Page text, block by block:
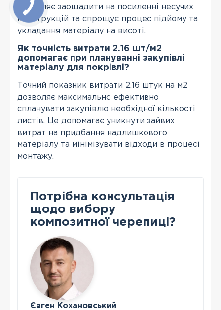
дозволяє заощадити на посиленні несучих
конструкцій та спрощує процес підйому та
укладання матеріалу на висоті.
Як точність витрати 2.16 шт/м2
допомагає при плануванні закупівлі
матеріалу для покрівлі?
Точний показник витрати 2.16 штук на м2
дозволяє максимально ефективно
спланувати закупівлю необхідної кількості
листів. Це допомагає уникнути зайвих
витрат на придбання надлишкового
матеріалу та мінімізувати відходи в процесі
монтажу.
Потрібна консультація
щодо вибору
композитної черепиці?
Євген Кохановський